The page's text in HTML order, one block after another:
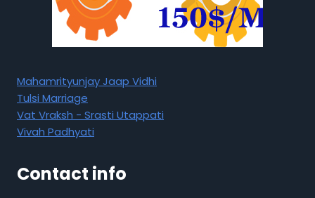
Mahamrityunjay Jaap Vidhi
Tulsi Marriage
Vat Vraksh - Srasti Utappati
Vivah Padhyati
Contact info